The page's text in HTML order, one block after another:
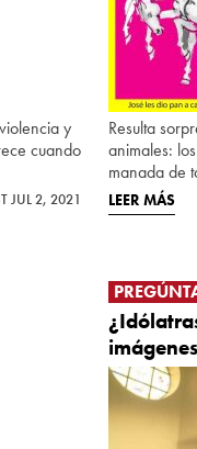
y
cuando
JUL 2, 2021
Resulta
animales:
manada de
LEER MÁS